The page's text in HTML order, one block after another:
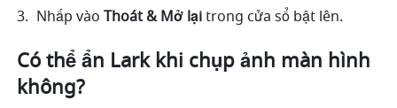
Nhấp vào Thoát & Mở lại trong cửa sổ bật lên.
Có thể ẩn Lark khi chụp ảnh màn hình
không?